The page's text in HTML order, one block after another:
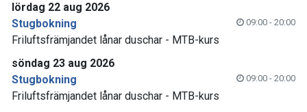
lördag 22 aug 2026
Stugbokning
09:00 - 20:00
Friluftsfrämjandet lånar duschar - MTB-kurs
söndag 23 aug 2026
Stugbokning
09:00 - 20:00
Friluftsfrämjandet lånar duschar - MTB-kurs